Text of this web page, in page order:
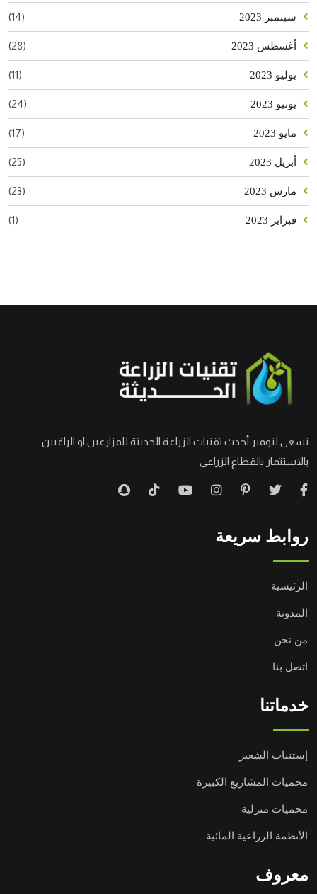
سبتمبر 2023 (14)
أغسطس 2023 (28)
يوليو 2023 (11)
يونيو 2023 (24)
مايو 2023 (17)
أبريل 2023 (25)
مارس 2023 (23)
فبراير 2023 (1)
نسعى لتوفير أحدث تقنيات الزراعة الحديثة للمزارعين او الراغبين
بالاستثمار بالقطاع الزراعي
روابط سريعة
الرئيسية
المدونة
من نحن
اتصل بنا
خدماتنا
إستنبات الشعير
محميات المشاريع الكبيرة
محميات منزلية
الأنظمة الزراعية المائية
معروف